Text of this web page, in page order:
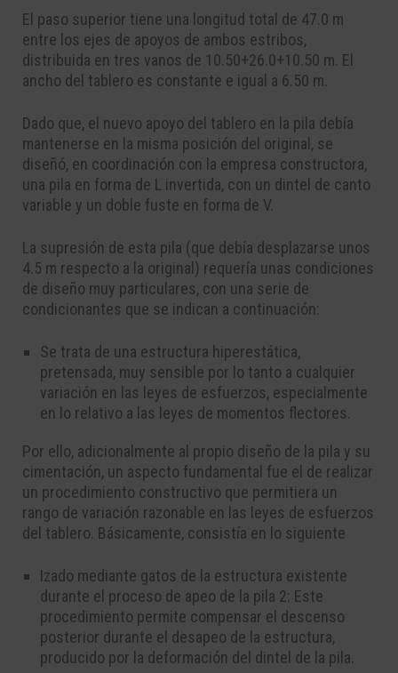
El paso superior tiene una longitud total de 47.0 m
entre los ejes de apoyos de ambos estribos,
distribuida en tres vanos de 10.50+26.0+10.50 m. El
ancho del tablero es constante e igual a 6.50 m.
Dado que, el nuevo apoyo del tablero en la pila debía
mantenerse en la misma posición del original, se
diseñó, en coordinación con la empresa constructora,
una pila en forma de L invertida, con un dintel de canto
variable y un doble fuste en forma de V.
La supresión de esta pila (que debía desplazarse unos
4.5 m respecto a la original) requería unas condiciones
de diseño muy particulares, con una serie de
condicionantes que se indican a continuación:
Se trata de una estructura hiperestática,
pretensada, muy sensible por lo tanto a cualquier
variación en las leyes de esfuerzos, especialmente
en lo relativo a las leyes de momentos flectores.
Por ello, adicionalmente al propio diseño de la pila y su
cimentación, un aspecto fundamental fue el de realizar
un procedimiento constructivo que permitiera un
rango de variación razonable en las leyes de esfuerzos
del tablero. Básicamente, consistía en lo siguiente
Izado mediante gatos de la estructura existente
durante el proceso de apeo de la pila 2: Este
procedimiento permite compensar el descenso
posterior durante el desapeo de la estructura,
producido por la deformación del dintel de la pila.